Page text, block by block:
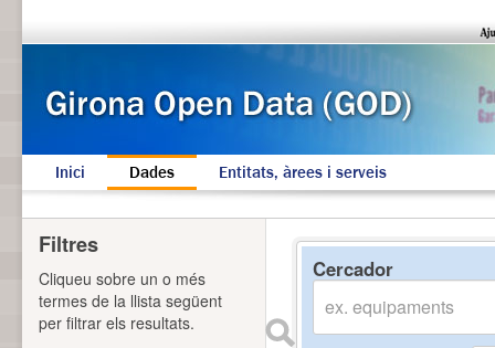
Inici Dades Entitats, àrees i serveis
Cercador
Filtres
Cliqueu sobre un o més
termes de la llista següent
per filtrar els resultats.